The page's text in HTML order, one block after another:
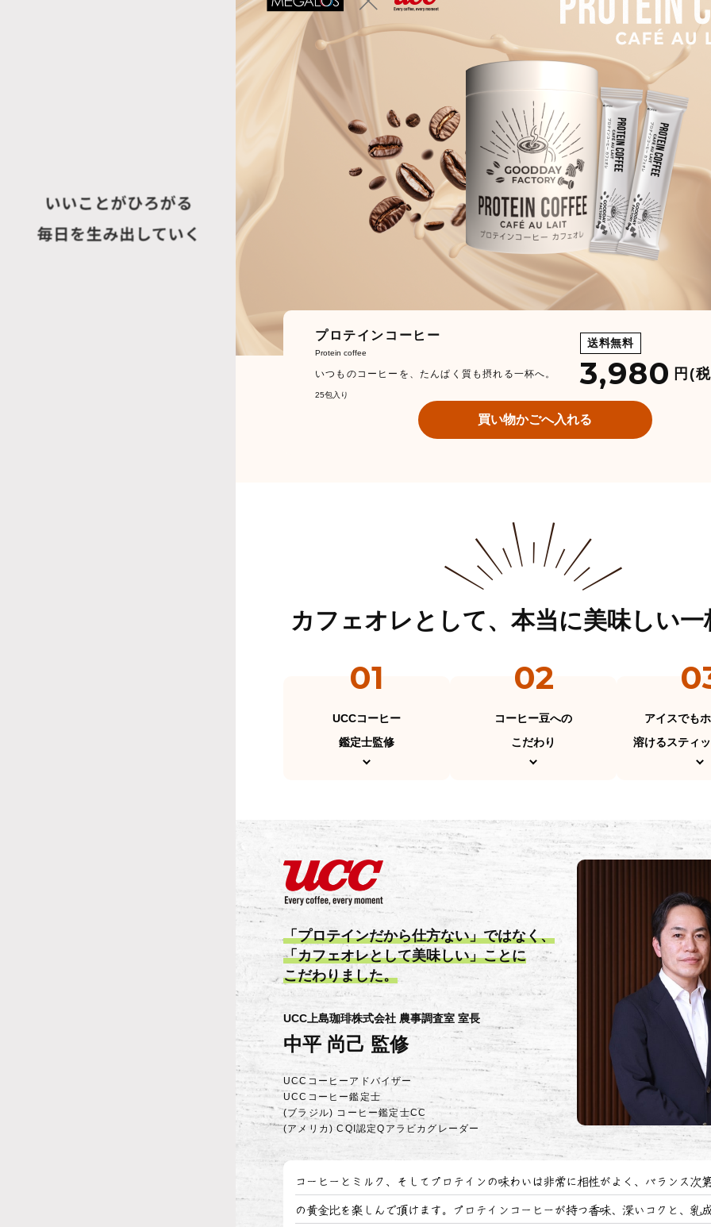
プロテインコーヒー
Protein coffee
いつものコーヒーを、たんぱく質も摂れる一杯へ。
25包入り
送料無料
3,980 円(
買い物かごへ入れる
カフェオレとして、 本当に美味しい一
01
UCCコーヒー
鑑定士監修
02
コーヒー豆への
こだわり
アイスでも
溶けるスティ
「プロテインだから仕方ない」ではなく、
「カフェオレとして美味しい」ことに
こだわりました。
UCC上島珈琲株式会社 農事調査室 室長
中平 尚己 監修
UCCコーヒーアドバイザー
UCCコーヒー鑑定士
(ブラジル) コーヒー鑑定士CC
(アメリカ) CQI認定Qアラビカグレーダー